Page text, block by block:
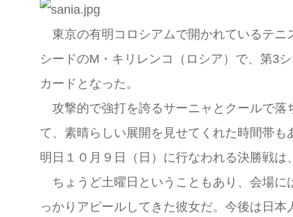
東京の有明コロシアムで開かれているテニ
シードのM・キリレンコ（ロシア）で、第3
カードとなった。
攻撃的で強打を誇るサーニャとクールで落
て、素晴らしい展開を見せてくれた時間帯
明日１０月９日（日）に行なわれる決勝戦
ちょうど土曜日ということもあり、会場に
っかりアピールしてきた彼女だ。今後は日